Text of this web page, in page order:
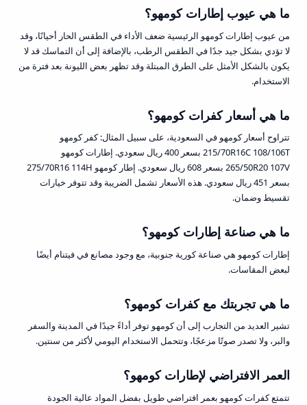
ما هي عيوب إطارات كومهو؟
من عيوب إطارات كومهو الرئيسية ضعف الأداء في الطقس الحار أحيانًا، وقد
لا تؤدي بشكل جيد جدًا في الطقس الرطب، بالإضافة إلى أن التماسك قد لا
يكون بالشكل الأمثل على الطرق المبتلة وقد تظهر بعض الليونة بعد فترة من
الاستخدام.
ما هي أسعار كفرات كومهو؟
تتراوح أسعار كومهو في السعودية، على سبيل المثال: كفر كومهو
215/70R16C 108/106T بسعر 400 ريال سعودي. إطارات كومهو
265/50R20 107V بسعر 608 ريال سعودي. إطار كومهو 275/70R16 114H
بسعر 451 ريال سعودي. هذه الأسعار تشمل الضريبة وقد تتوفر خيارات
تقسيط وضمان.
ما هي صناعة إطارات كومهو؟
إطارات كومهو هي صناعة كورية جنوبية، مع وجود مصانع في فيتنام أيضًا
لبعض المقاسات.
ما هي تجربتك مع كفرات كومهو؟
تشير العديد من التجارب إلى أن كومهو توفر أداءً جيدًا في المدينة والسفر
والبر، ولا تصدر صوتًا مزعجًا، وتتحمل الاستخدام اليومي لأكثر من سنتين.
العمر الافتراضي لإطارات كومهو؟
تتمتع كفرات كومهو بعمر افتراضي طويل بفضل المواد عالية الجودة